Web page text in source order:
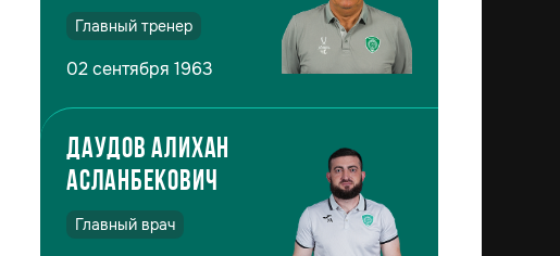
Главный тренер
02 сентября 1963
Даудов Алихан
Асланбекович
Главный врач